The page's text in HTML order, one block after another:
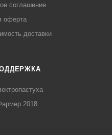
соглашение
оферта
доставки
2018